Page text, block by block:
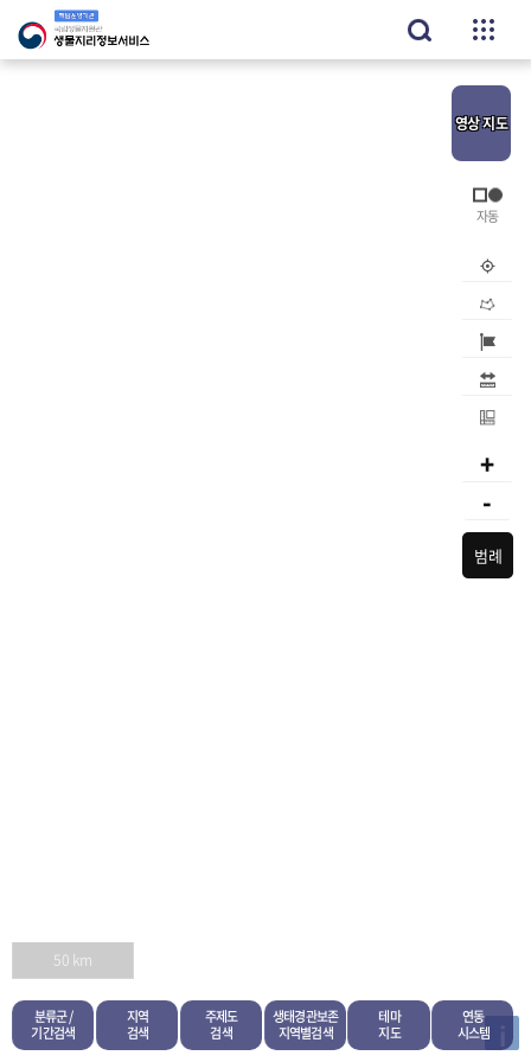
분류군 /
기간검색
지역
검색
주제도
검색
생태경관보존
지역별검색
테마
지도
연동
시스템 i
50 km
영상지도
내위치
공간검
지역검
거리
면적
+
-
범례